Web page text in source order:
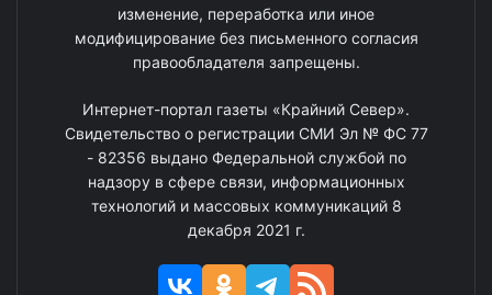
изменение, переработка или иное
модифицирование без письменного согласия
правообладателя запрещены.
Интернет-портал газеты «Крайний Север».
Свидетельство о регистрации СМИ Эл № ФС 77
- 82356 выдано Федеральной службой по
надзору в сфере связи, информационных
технологий и массовых коммуникаций 8
декабря 2021 г.